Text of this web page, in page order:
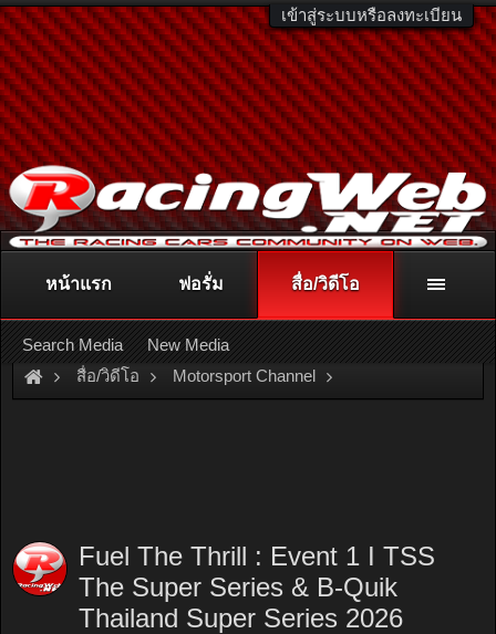
เข้าสู่ระบบหรือลงทะเบียน
ติดต่อลงโฆษณา racingweb@gmail.comหรือโทร. 081-811-1138
หรืออ่านรายละเอียดเพิ่มเติม คลิกที่นี่
สื่อ/วิดีโอ Motorsport Channel
Fuel The Thrill : Event 1 I TSS
The Super Series & B-Quik
Thailand Super Series 2026
หน้าแรก ฟอรั่ม สื่อ/วิดีโอ
Search Media New Media